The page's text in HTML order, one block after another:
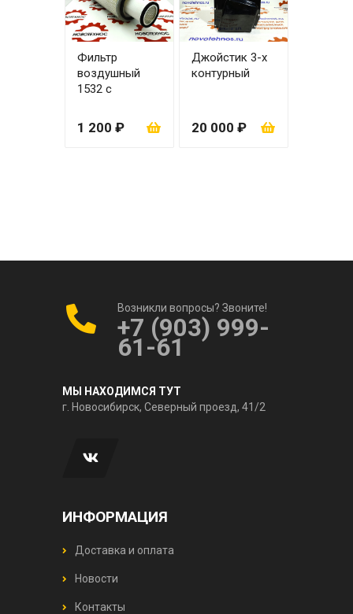
Фильтр
воздушный
1532 с
1 200 ₽
Джойстик 3-х
контурный
20 000 ₽
Возникли вопросы? Звоните!
+7 (903) 999-
61-61
МЫ НАХОДИМСЯ ТУТ
г. Новосибирск, Северный проезд, 41/2
ИНФОРМАЦИЯ
Доставка и оплата
Новости
Контакты